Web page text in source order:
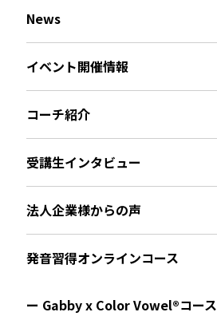
News
イベント開催情報
コーチ紹介
受講生インタビュー
法人企業様からの声
発音習得オンラインコース
ー Gabby x Color Vowel®︎コース